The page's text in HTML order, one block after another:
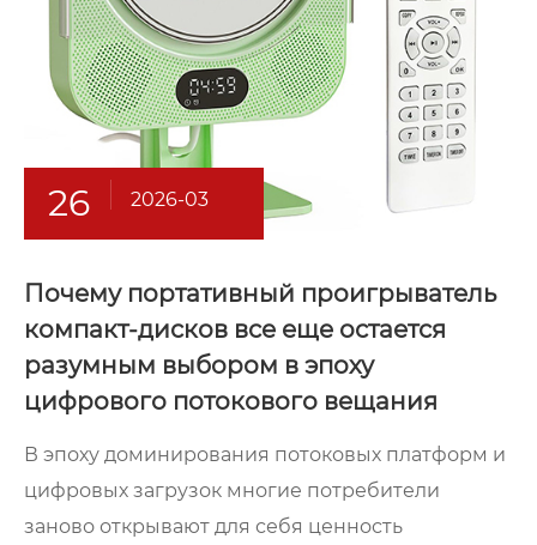
26 2026-03
Почему портативный проигрыватель
компакт-дисков все еще остается
разумным выбором в эпоху
цифрового потокового вещания
В эпоху доминирования потоковых платформ и
цифровых загрузок многие потребители
заново открывают для себя ценность